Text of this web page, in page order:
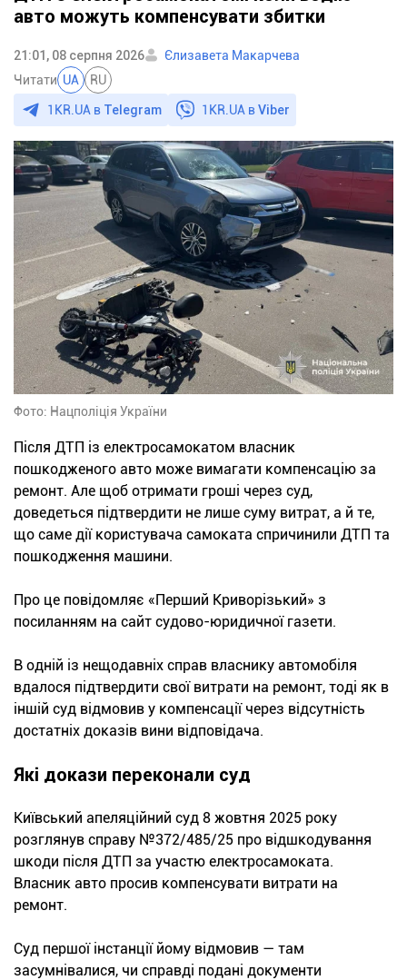
авто можуть компенсувати збитки
21:01, 08 серпня 2026
Єлизавета Макарчева
Читати UA RU
1KR.UA в Telegram 1KR.UA вViber
Фото: Нацполіція України
Після ДТП із електросамокатом власник
пошкодженого авто може вимагати компенсацію за
ремонт. Але щоб отримати гроші через суд,
доведеться підтвердити не лише суму витрат, а й те,
що саме дії користувача самоката спричинили ДТП та
пошкодження машини.
Про це повідомляє «Перший Криворізький» з
посиланням на сайт судово-юридичної газети.
В одній із нещодавніх справ власнику автомобіля
вдалося підтвердити свої витрати на ремонт, тоді як в
іншій суд відмовив у компенсації через відсутність
достатніх доказів вини відповідача.
Які докази переконали суд
Київський апеляційний суд 8 жовтня 2025 року
розглянув справу №372/485/25 про відшкодування
шкоди після ДТП за участю електросамоката.
Власник авто просив компенсувати витрати на
ремонт.
Суд першої інстанції йому відмовив — там
засумнівалися, чи справді подані документи